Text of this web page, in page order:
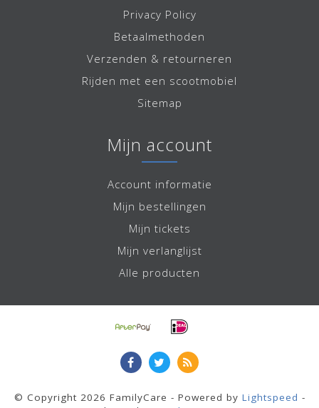
Privacy Policy
Betaalmethoden
Verzenden & retourneren
Rijden met een scootmobiel
Sitemap
Mijn account
Account informatie
Mijn bestellingen
Mijn tickets
Mijn verlanglijst
Alle producten
© Copyright 2026 FamilyCare - Powered by Lightspeed -